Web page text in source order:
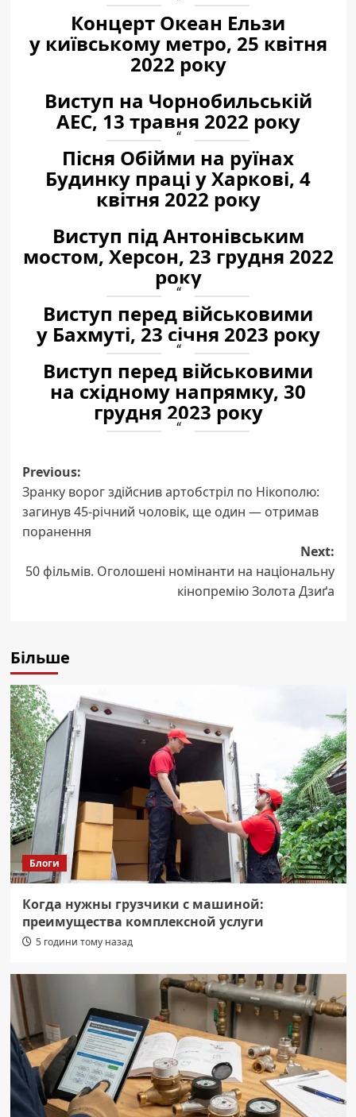
Концерт Океан Ельзи
у київському метро, 25 квітня
2022 року
Виступ на Чорнобильській
АЕС, 13 травня 2022 року
Пісня Обійми на руїнах
Будинку праці у Харкові, 4
квітня 2022 року
Виступ під Антонівським
мостом, Херсон, 23 грудня 2022
року
Виступ перед військовими
у Бахмуті, 23 січня 2023 року
Виступ перед військовими
на східному напрямку, 30
грудня 2023 року
Post
navigation
Previous:
Зранку ворог здійснив артобстріл по Нікополю:
загинув 45-річний чоловік, ще один — отримав
поранення
Next:
50 фільмів. Оголошені номінанти на національну
кінопремію Золота Дзиґа
Більше
Блоги
Когда нужны грузчики с машиной:
преимущества комплексной услуги
5 години тому назад